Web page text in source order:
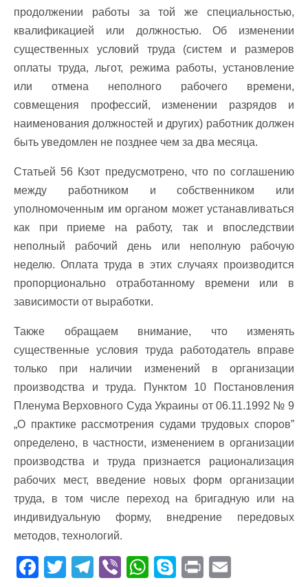
продолжении работы за той же специальностью,
квалификацией или должностью. Об изменении
существенных условий труда (систем и размеров
оплаты труда, льгот, режима работы, установление
или отмена неполного рабочего времени,
совмещения профессий, изменении разрядов и
наименования должностей и других) работник должен
быть уведомлен не позднее чем за два месяца.
Статьей 56 Кзот предусмотрено, что по соглашению
между работником и собственником или
уполномоченным им органом может устанавливаться
как при приеме на работу, так и впоследствии
неполный рабочий день или неполную рабочую
неделю. Оплата труда в этих случаях производится
пропорционально отработанному времени или в
зависимости от выработки.
Также обращаем внимание, что изменять
существенные условия труда работодатель вправе
только при наличии изменений в организации
производства и труда. Пунктом 10 Постановления
Пленума Верховного Суда Украины от 06.11.1992 № 9
„О практике рассмотрения судами трудовых споров”
определено, в частности, изменением в организации
производства и труда признается рационализация
рабочих мест, введение новых форм организации
труда, в том числе переход на бригадную или на
индивидуальную форму, внедрение передовых
методов, технологий.
F T T Vi W S Pr